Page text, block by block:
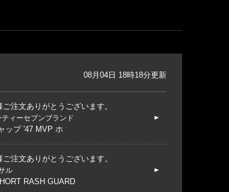
08月04日 18時18分更新
注文ありがとうございます。
ィーセブンブランド
ップ '47 MVP ホ
注文ありがとうございます。
ル
RASH GUARD